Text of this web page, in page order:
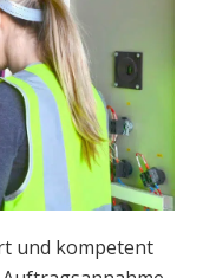
und kompetent